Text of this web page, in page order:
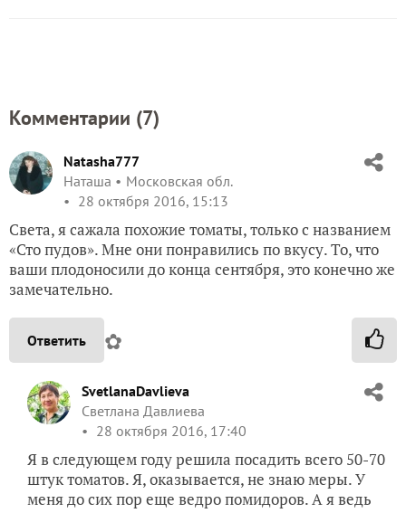
Комментарии (7)
Natasha777
Наташа
Московская обл.
28 октября 2016, 15:13
Света, я сажала похожие томаты, только с названием
«Сто пудов». Мне они понравились по вкусу. То, что
ваши плодоносили до конца сентября, это конечно же
замечательно.
Ответить ✿
SvetlanaDavlieva
Светлана Давлиева
28 октября 2016, 17:40
Я в следующем году решила посадить всего 50-70
штук томатов. Я, оказывается, не знаю меры. У
меня до сих пор еще ведро помидоров. А я ведь